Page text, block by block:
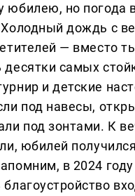
юбилею, но погода
дождь с
— вместо
самых
и детские
под навесы,
под зонтами. К
юбилей
в 2024 году